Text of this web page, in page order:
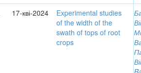
17-кві-2024
Experimental studies
of the width of the
swath of tops of root
crops